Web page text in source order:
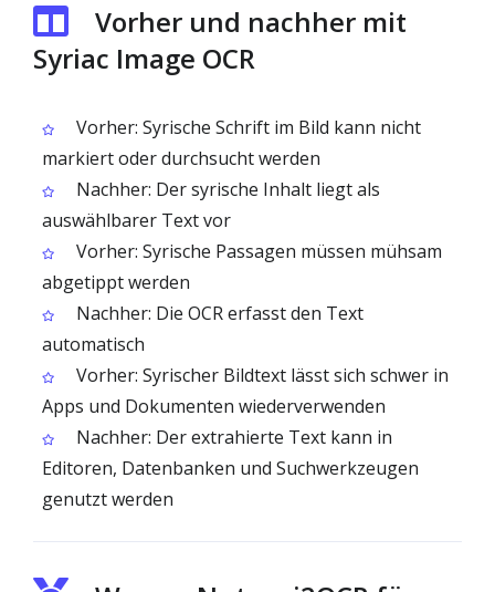
Vorher und nachher mit
Syriac Image OCR
Vorher: Syrische Schrift im Bild kann nicht
markiert oder durchsucht werden
Nachher: Der syrische Inhalt liegt als
auswählbarer Text vor
Vorher: Syrische Passagen müssen mühsam
abgetippt werden
Nachher: Die OCR erfasst den Text
automatisch
Vorher: Syrischer Bildtext lässt sich schwer in
Apps und Dokumenten wiederverwenden
Nachher: Der extrahierte Text kann in
Editoren, Datenbanken und Suchwerkzeugen
genutzt werden